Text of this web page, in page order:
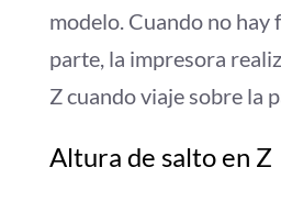
modelo. Cuando no hay
parte, la impresora
Z cuando viaje sobre la
Altura de salto en Z